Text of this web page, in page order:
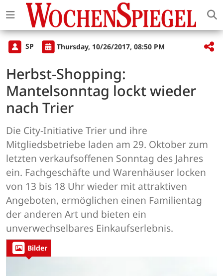
SP Thursday, 10/26/2017, 08:50 PM
Herbst-Shopping:
Mantelsonntag lockt wieder
nach Trier
Die City-Initiative Trier und ihre
Mitgliedsbetriebe laden am 29. Oktober zum
letzten verkaufsoffenen Sonntag des Jahres
ein. Fachgeschäfte und Warenhäuser locken
von 13 bis 18 Uhr wieder mit attraktiven
Angeboten, ermöglichen einen Familientag
der anderen Art und bieten ein
unverwechselbares Einkaufserlebnis.
Bilder